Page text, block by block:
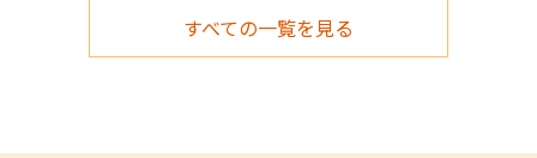
すべての一覧を見る